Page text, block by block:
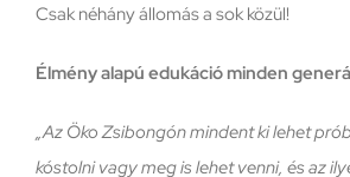
Csak néhány állomás a sok közül!
Élmény alapú edukáció minden
„Az Öko Zsibongón mindent ki lehet
kóstolni vagy meg is lehet venni, és az